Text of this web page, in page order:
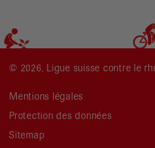
© 2026, Ligue suisse contre le
Mentions légales
Protection des données
Sitemap